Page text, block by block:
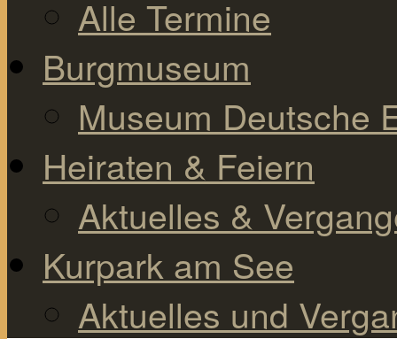
Alle Termine
Burgmuseum
Museum Deutsche
Heiraten & Feiern
Aktuelles &
Kurpark am See
Aktuelles und